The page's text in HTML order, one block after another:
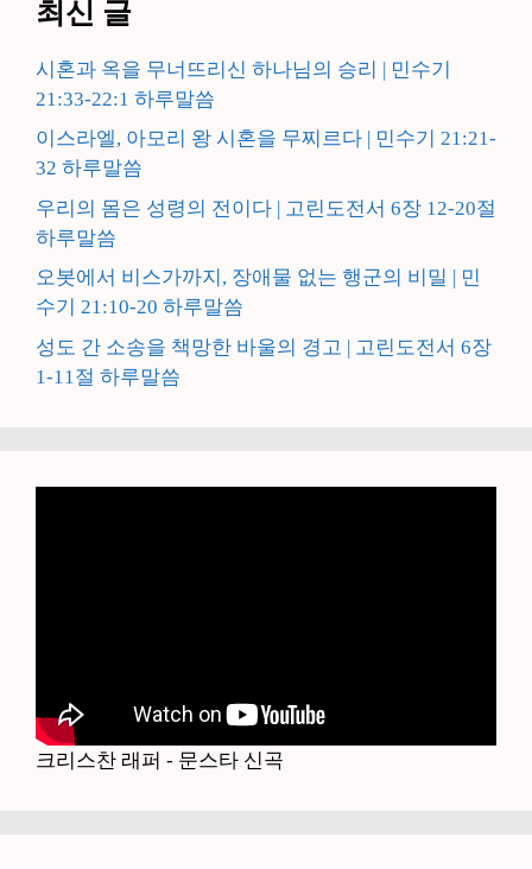
최신 글
시혼과 옥을 무너뜨리신 하나님의 승리 | 민수기
21:33-22:1 하루말씀
이스라엘, 아모리 왕 시혼을 무찌르다 | 민수기 21:21-
32 하루말씀
우리의 몸은 성령의 전이다 | 고린도전서 6장 12-20절
하루말씀
오봇에서 비스가까지, 장애물 없는 행군의 비밀 | 민
수기 21:10-20 하루말씀
성도 간 소송을 책망한 바울의 경고 | 고린도전서 6장
1-11절 하루말씀
크리스찬 래퍼 - 문스타 신곡